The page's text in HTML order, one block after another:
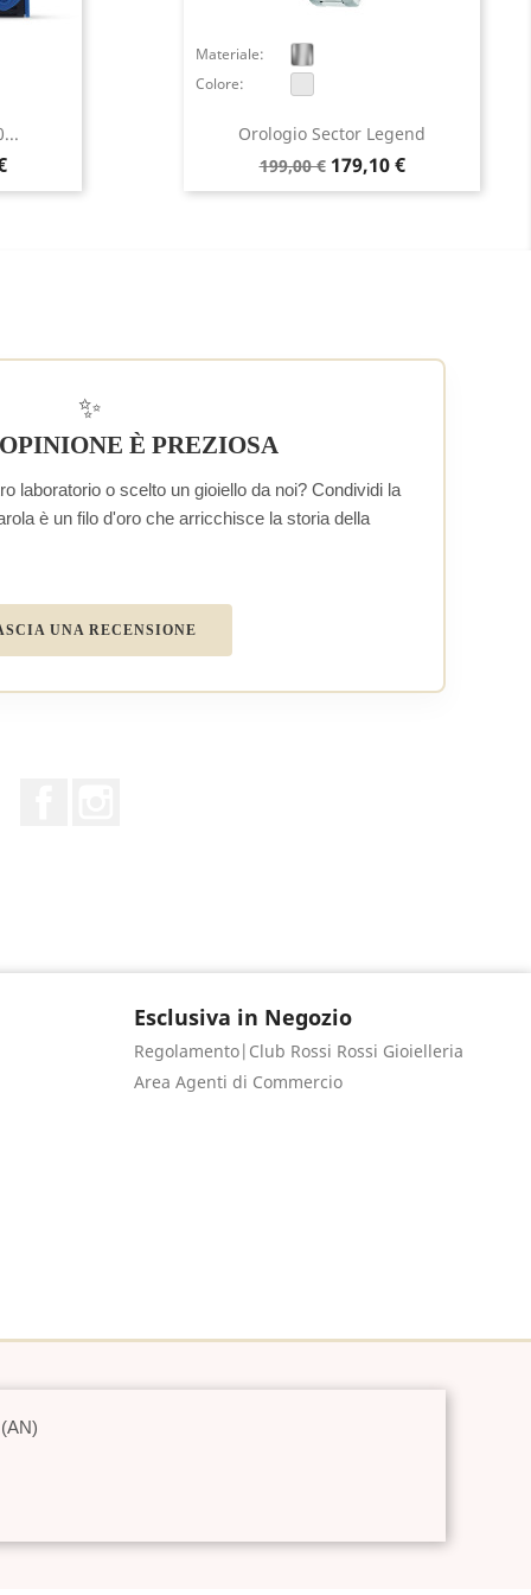
Orologio Sector Legend
Prezzo
base
199,00 € Prezzo
179,10 €
Materiale:
Colore:
✨
È PREZIOSA
laboratorio o scelto un gioiello da noi? Condividi la
è un filo d'oro che arricchisce la storia della
UNA RECENSIONE
Esclusiva in Negozio
Regolamento|Club Rossi Rossi Gioielleria
Area Agenti di Commercio